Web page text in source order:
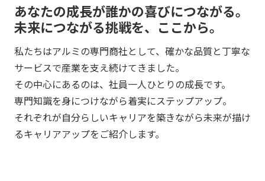
あなたの成長が誰かの喜びにつながる。
未来につながる挑戦を、ここから。
私たちはアルミの専門商社として、確かな品質と丁寧な
サービスで産業を支え続けてきました。
その中心にあるのは、社員一人ひとりの成長です。
専門知識を身につけながら着実にステップアップ。
それぞれが自分らしいキャリアを築きながら未来が描け
るキャリアアップをご紹介します。